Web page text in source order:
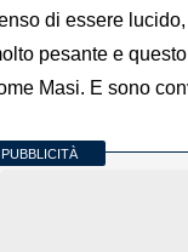
di essere
pesante e
Masi. E sono
PUBBLICITÀ